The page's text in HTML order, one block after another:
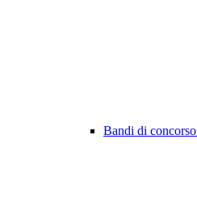
Bandi di concorso